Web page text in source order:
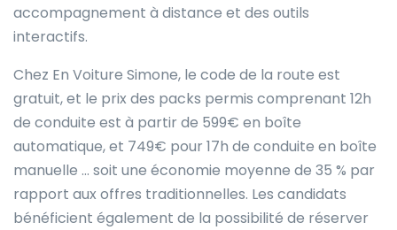
accompagnement à distance et des outils
interactifs.
Chez En Voiture Simone, le code de la route est
gratuit, et le prix des packs permis comprenant 12h
de conduite est à partir de 599€ en boîte
automatique, et 749€ pour 17h de conduite en boîte
manuelle … soit une économie moyenne de 35 % par
rapport aux offres traditionnelles. Les candidats
bénéficient également de la possibilité de réserver